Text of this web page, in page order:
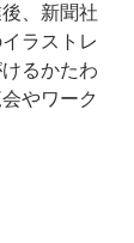
、新聞社
ラストレ
るかたわ
やワーク